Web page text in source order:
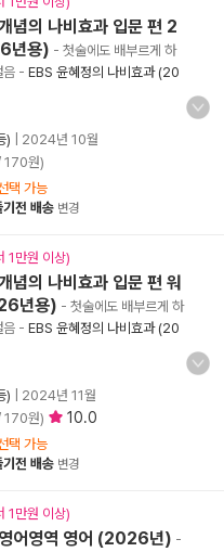
념의 나비효과 입문 편 2
년용) - 첫술에도 배부르게 하
음 - EBS 윤혜정의 나비효과 (20
)
2024년 10월
170원)
택 가능
기전 배송 변경
1만원 이상)
념의 나비효과 입문 편 워
년용) - 첫술에도 배부르게 하
음 - EBS 윤혜정의 나비효과 (20
)
2024년 11월
170원) 10.0
택 가능
기전 배송 변경
1만원 이상)
어영역 영어 (2026년) -